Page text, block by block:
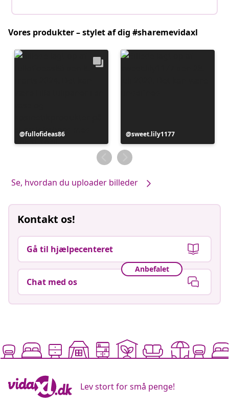
Vores produkter – stylet af dig #sharemevidaxl
Opslag
offentliggjort
fullofideas86
Opslag
offentliggjort
af
sweet.lily1177
Se, hvordan du uploader billeder
Kontakt os!
Gå til hjælpecenteret
Anbefalet
Chat med os
Lev stort for små penge!